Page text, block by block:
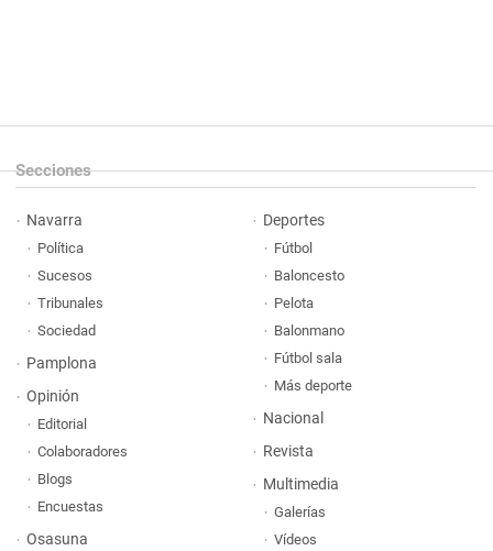
Secciones
Navarra
Política
Sucesos
Tribunales
Sociedad
Pamplona
Opinión
Editorial
Colaboradores
Blogs
Encuestas
Osasuna
Deportes
Fútbol
Baloncesto
Pelota
Balonmano
Fútbol sala
Más deporte
Nacional
Revista
Multimedia
Galerías
Vídeos